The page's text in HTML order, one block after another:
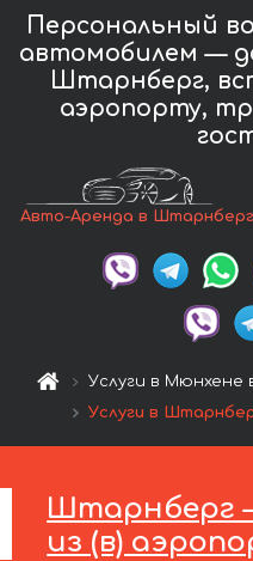
Персональный
автомобилем —
Штарнберг,
аэропорту,
Авто-Аренда в
Услуги в Мюнхене
Услуги в
Штарнберг
из (в)